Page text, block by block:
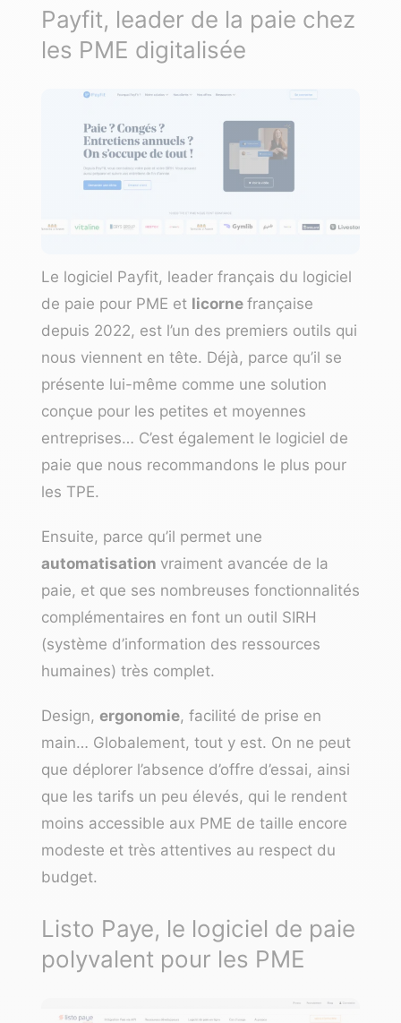
Payfit, leader de la paie chez
les PME digitalisée
Le logiciel Payfit, leader français du logiciel
de paie pour PME et licorne française
depuis 2022, est l’un des premiers outils qui
nous viennent en tête. Déjà, parce qu’il se
présente lui-même comme une solution
conçue pour les petites et moyennes
entreprises… C’est également le logiciel de
paie que nous recommandons le plus pour
les TPE.
Ensuite, parce qu’il permet une
automatisation vraiment avancée de la
paie, et que ses nombreuses fonctionnalités
complémentaires en font un outil SIRH
(système d’information des ressources
humaines) très complet.
Design, ergonomie, facilité de prise en
main… Globalement, tout y est. On ne peut
que déplorer l’absence d’offre d’essai, ainsi
que les tarifs un peu élevés, qui le rendent
moins accessible aux PME de taille encore
modeste et très attentives au respect du
budget.
Listo Paye, le logiciel de paie
polyvalent pour les PME